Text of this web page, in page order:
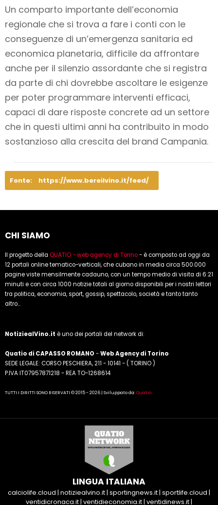
Un comparto importante dell’economia
regionale che si trova a fare i conti con le
conseguenze di un’emergenza sanitaria ed
economica planetaria, difficile da affrontare
anche per il silenzio assordante che si registra
da parte di chi dovrebbe ascoltare le esigenze
per poter programmare interventi efficaci,
capaci di dare risposte concrete ad un settore
che in questi ultimi anni ha contribuito in modo
sostanzioso alla crescita del brand Campania.
Fonte: https://www.bereilvino.it/feed/
CHI SIAMO
Il progetto della QUATIO - web agency di Torino- è composto ad oggi da
12 portali online tematico-verticali, che cubano in media circa 500.000
pagine viste mensilmente cadauno, con un tempo medio di visita di 6:21
minuti e con circa 1000 notizie totali al giorno disponibili per i nostri lettori
tra politica, economia, sport, gossip, spettacolo, società e tanto tanto
altro...
NotiziealVino.it è uno dei portali del network di:
Quatio di CAPASSO ROMANO -Web Agency di Torino
SEDE LEGALE: CORSO PESCHIERA, 211 - 10141 - ( TORINO )
P.IVA IT07957871218 - REA TO-1268614
TUTTI I DIRITTI SONO RISERVATI © 2015 - 2026 | Sviluppato da:Quatio
LINGUA ITALIANA
calciolife.cloud | notiziealvino.it| sportingnews.it| sportlife.cloud |
ventidicronaca.it| ventidieconomia.it| ventidinews.it|